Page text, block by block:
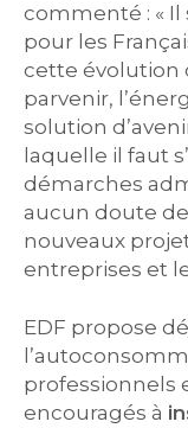
commenté : « Il
pour les
cette évolution
parvenir,
solution
laquelle il faut
démarches
aucun doute
nouveaux
entreprises et
EDF propose
professionnels
encouragés à